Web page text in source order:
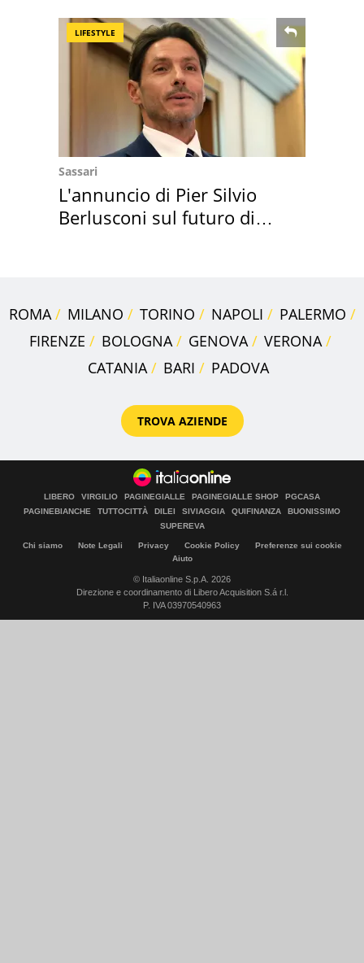
LIFESTYLE
Sassari
L'annuncio di Pier Silvio
Berlusconi sul futuro di
ROMA MILANO TORINO NAPOLI
PALERMO
FIRENZE
BOLOGNA GENOVA
VERONA
CATANIA
BARI PADOVA
TROVA AZIENDE
LIBERO VIRGILIO PAGINEGIALLE PAGINEGIALLE SHOP
PGCASA
PAGINEBIANCHE
TUTTOCITTÀ DILEI SIVIAGGIA QUIFINANZA
BUONISSIMO
SUPEREVA
Chi siamo Note Legali Privacy Cookie Policy
Preferenze sui cookie
Aiuto
© Italiaonline S.p.A. 2026
Direzione e coordinamento di Libero Acquisition S.á r.l.
P. IVA 03970540963